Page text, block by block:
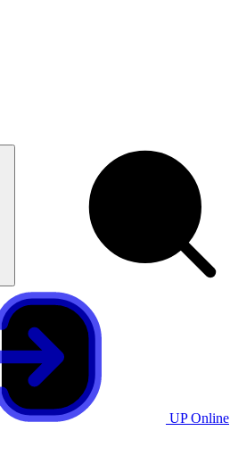
UP Online